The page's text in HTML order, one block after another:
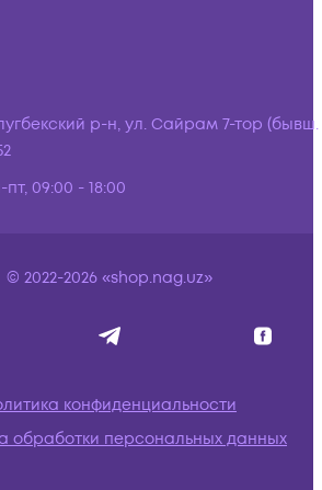
р-н, ул. Сайрам 7-тор (бывш.
пт, 09:00 - 18:00
© 2022-2026 «shop.nag.uz»
конфиденциальности
обработки персональных данных